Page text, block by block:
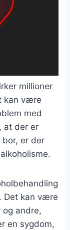
millioner
kan være
med
at der er
er der
Det kan være
andre,
en sygdom,